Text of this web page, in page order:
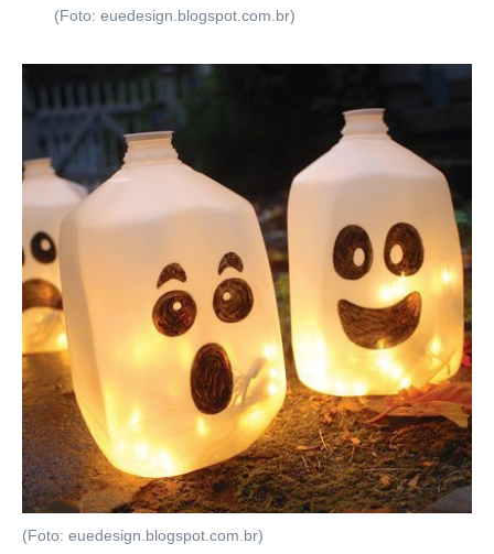
(Foto: euedesign.blogspot.com.br)
(Foto: euedesign.blogspot.com.br)